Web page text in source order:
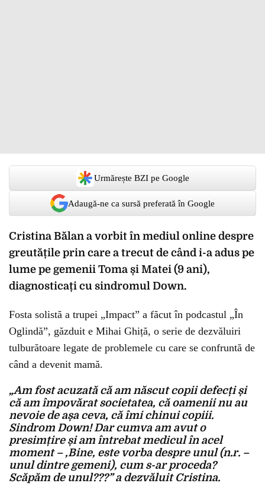
Urmărește BZI pe Google
Adaugă-ne ca sursă preferată în Google
Cristina Bălan a vorbit în mediul online despre
greutățile prin care a trecut de când i-a adus pe
lume pe gemenii Toma și Matei (9 ani),
diagnosticați cu sindromul Down.
Fosta solistă a trupei „Impact” a făcut în podcastul „În
Oglindă”, găzduit e Mihai Ghiță, o serie de dezvăluiri
tulburătoare legate de problemele cu care se confruntă de
când a devenit mamă.
„Am fost acuzată că am născut copii defecți și
că am împovărat societatea, că oamenii nu au
nevoie de așa ceva, că îmi chinui copiii.
Sindrom Down! Dar cumva am avut o
presimțire și am întrebat medicul în acel
moment – ‚Bine, este vorba despre unul (n.r. –
unul dintre gemeni), cum s-ar proceda?
Scăpăm de unul???” a dezvăluit Cristina.